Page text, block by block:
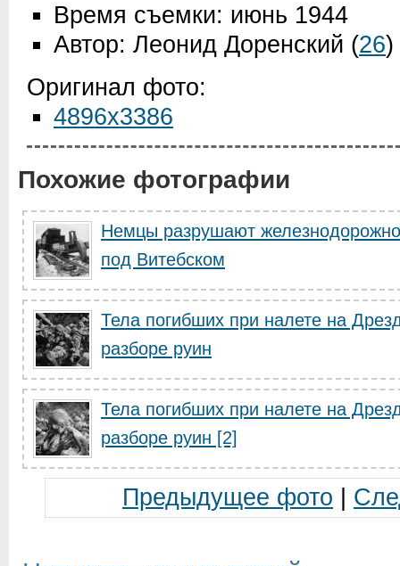
Время съемки: июнь 1944
Автор: Леонид Доренский (26)
Оригинал фото:
4896x3386
Похожие фотографии
Немцы разрушают
под Витебском
Тела погибших при налете на
разборе руин
Тела погибших при налете на
разборе руин [2]
Предыдущее фото